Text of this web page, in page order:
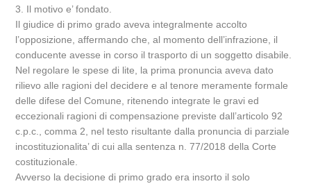
3. Il motivo e’ fondato.
Il giudice di primo grado aveva integralmente accolto
l’opposizione, affermando che, al momento dell’infrazione, il
conducente avesse in corso il trasporto di un soggetto disabile.
Nel regolare le spese di lite, la prima pronuncia aveva dato
rilievo alle ragioni del decidere e al tenore meramente formale
delle difese del Comune, ritenendo integrate le gravi ed
eccezionali ragioni di compensazione previste dall’articolo 92
c.p.c., comma 2, nel testo risultante dalla pronuncia di parziale
incostituzionalita’ di cui alla sentenza n. 77/2018 della Corte
costituzionale.
Avverso la decisione di primo grado era insorto il solo